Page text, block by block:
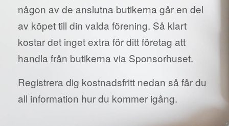
någon av de anslutna butikerna går en del
av köpet till din valda förening. Så klart
kostar det inget extra för ditt företag att
handla från butikerna via Sponsorhuset.
Registrera dig kostnadsfritt nedan så får du
all information hur du kommer igång.